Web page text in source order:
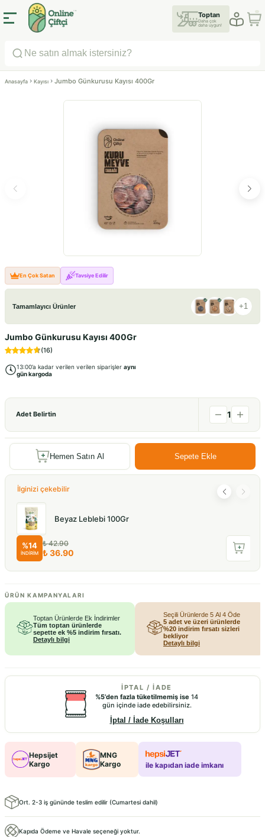
Toptan
Daha çok
daha uygun!
Anasayfa Kayısı Jumbo Günkurusu Kayısı 400Gr
En Çok Satan Tavsiye Edilir
Tamamlayıcı Ürünler +1
Jumbo Günkurusu Kayısı 400Gr
(16)
13:00’a kadar verilen verilen siparişler aynı
gün kargoda
Adet Belirtin 1
Hemen Satın Al Sepete Ekle
İlginizi çekebilir
Beyaz Leblebi 100Gr
%14
İNDİRİM
₺ 42.90
₺ 36.90
ÜRÜN KAMPANYALARI
Toptan Ürünlerde Ek İndirimler
Tüm toptan ürünlerde
sepette ek %5 indirim fırsatı.
Detaylı bilgi
Seçili Ürünlerde 5 Al 4 Öde
5 adet ve üzeri ürünlerde
%20 indirim fırsatı sizleri
bekliyor
Detaylı bilgi
İPTAL / İADE
%5’den fazla tüketilmemiş ise 14
gün içinde iade edebilirsiniz.
İptal / İade Koşulları
Hepsijet
Kargo
MNG
Kargo
ile kapıdan iade imkanı
Ort. 2-3 iş gününde teslim edilir (Cumartesi dahil)
Kapıda Ödeme ve Havale seçeneği yoktur.